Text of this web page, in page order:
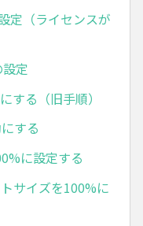
定（ライセンスが
定
する（旧手順）
する
に設定する
サイズを100%に